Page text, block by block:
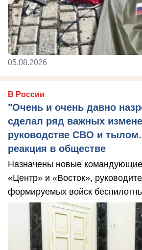
05.08.2026
В России
"Очень и очень давно
сделал ряд важных
руководстве СВО и
реакция в обществе
Назначены новые командующие
«Центр» и «Восток»,
формируемых войск